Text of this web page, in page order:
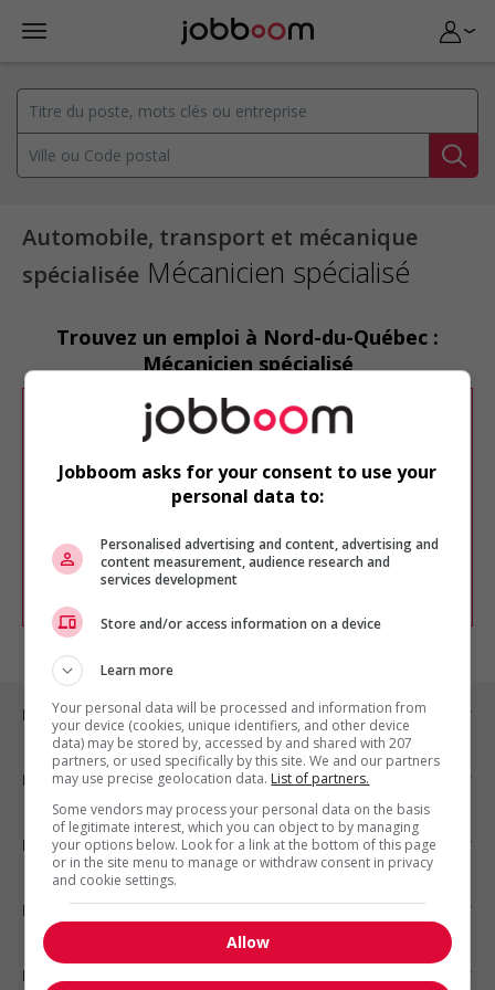
Automobile, transport et mécanique
spécialisée Mécanicien spécialisé
Trouvez un emploi à Nord-du-Québec :
Mécanicien spécialisé
Désolé, cette recherche n'a produit aucun
résultat.
Veuillez faire une nouvelle recherche.
Vous pouvez en tout temps utiliser nos
chercher un poste selon votre profil
d'intérêt en emploi en vousinscrivant
comme membre Jobboom.
Emplois par ville
Emplois par secteur
Emplois par statut
Emplois par type
Nos suggestions
Jobboom asks for your consent to use your
personal data to:
Personalised advertising and content, advertising and
content measurement, audience research and
services development
Store and/or access information on a device
Learn more
Your personal data will be processed and information from
your device (cookies, unique identifiers, and other device
data) may be stored by, accessed by and shared with 207
partners, or used specifically by this site. We and our partners
may use precise geolocation data. List of partners.
Some vendors may process your personal data on the basis
of legitimate interest, which you can object to by managing
your options below. Look for a link at the bottom of this page
or in the site menu to manage or withdraw consent in privacy
and cookie settings.
Allow